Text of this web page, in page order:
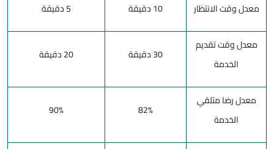
معدل وقت الانتظار 10 دقيقة 5 دقيقة
معدل وقت تقديم
الخدمة
30 دقيقة 20 دقيقة
معدل رضا متلقي
الخدمة
82%
90%